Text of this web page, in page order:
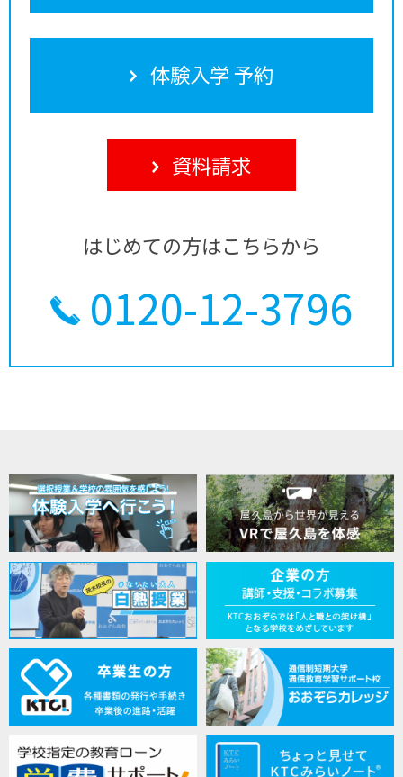
体験入学 予約
資料請求
はじめての方はこちらから
0120-12-3796